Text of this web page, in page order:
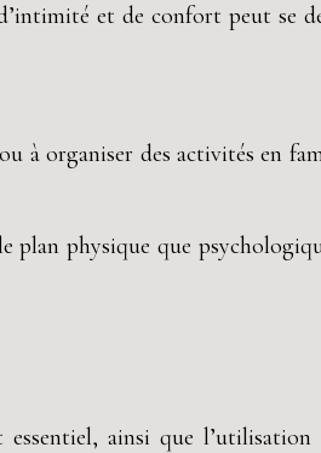
et de confort peut se
à organiser des activités en
plan physique que
ainsi que l’utilisation